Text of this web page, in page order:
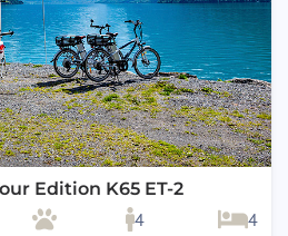
Edition K65 ET-2
4 4